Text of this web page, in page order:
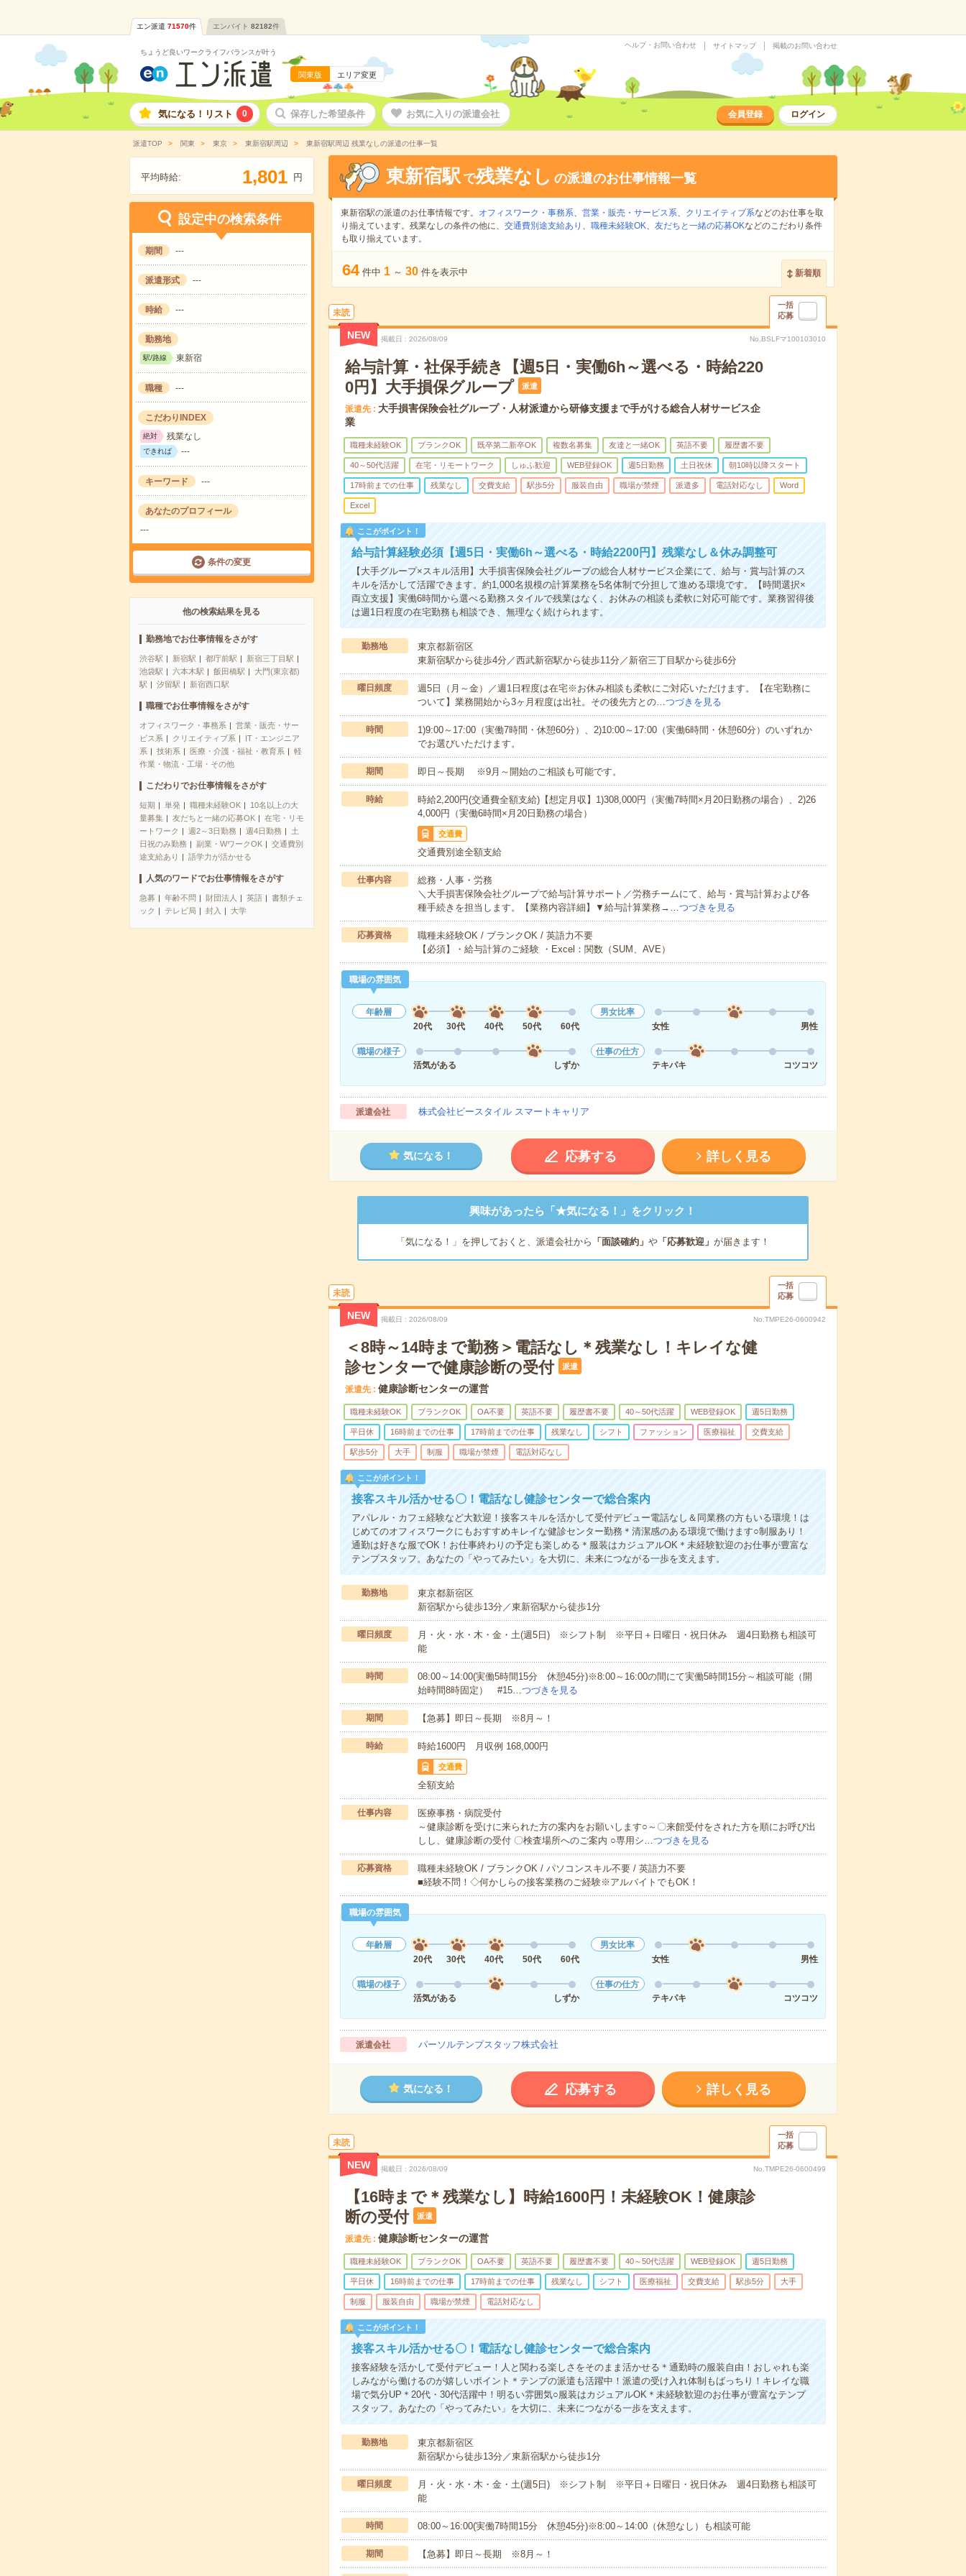
エン派遣 71570件 エンバイト 82182件
ちょうど良いワークライフバランスが叶う
関東版 エリア変更
ヘルプ・お問い合わせ サイトマップ 掲載のお問い合わせ
気になる！リスト 0 保存した希望条件 お気に入りの派遣会社 会員登録 ログイン
派遣TOP 関東 東京 東新宿駅周辺 東新宿駅周辺 残業なしの派遣の仕事一覧
平均時給: 1,801 円
設定中の検索条件
期間 ---
派遣形式 ---
時給 ---
勤務地
駅/路線 東新宿
職種 ---
こだわりINDEX
絶対 残業なし
できれば ---
キーワード ---
あなたのプロフィール
---
条件の変更
他の検索結果を見る
勤務地でお仕事情報をさがす
渋谷駅 新宿駅 都庁前駅
新宿三丁目駅
池袋駅
六本木駅 飯田橋駅
大門(東京都)
駅
汐留駅 新宿西口駅
職種でお仕事情報をさがす
オフィスワーク・事務系
営業・販売・サー
ビス系
クリエイティブ系
IT・エンジニア
系
技術系 医療・介護・福祉・教育系
軽
作業・物流・工場・その他
こだわりでお仕事情報をさがす
短期 単発 職種未経験OK
10名以上の大
量募集
友だちと一緒の応募OK
在宅・リモ
ートワーク
週2～3日勤務 週4日勤務
土
日祝のみ勤務
副業・WワークOK
交通費別
途支給あり
語学力が活かせる
人気のワードでお仕事情報をさがす
急募 年齢不問 財団法人 英語
書類チェ
ック
テレビ局 封入 大学
東新宿駅 で残業なし の派遣のお仕事情報一覧
東新宿駅の派遣のお仕事情報です。 オフィスワーク・事務系、 営業・販売・サービス系、 クリエイティブ系などのお仕事を取
り揃えています。残業なしの条件の他に、 交通費別途支給あり 、 職種未経験OK、 友だちと一緒の応募OKなどのこだわり条件
も取り揃えています。
64 件中 1 ～ 30 件を表示中 新着順
未読
一括
応募
NEW 掲載日 2026/08/09 No.BSLFマ100103010
給与計算・社保手続き【週5日・実働6h～選べる・時給220
0円】大手損保グループ
派遣
派遣先
大手損害保険会社グループ・人材派遣から研修支援まで手がける総合人材サービス企
業
職種未経験OK ブランクOK 既卒第二新卒OK 複数名募集 友達と一緒OK 英語不要 履歴書不要
40～50代活躍 在宅・リモートワーク しゅふ歓迎 WEB登録OK 週5日勤務 土日祝休 朝10時以降スタート
17時前までの仕事 残業なし 交費支給 駅歩5分 服装自由 職場が禁煙 派遣多 電話対応なし Word
Excel
ここがポイント！
給与計算経験必須【週5日・実働6h～選べる・時給2200円】残業なし＆休み調整可
【大手グループ×スキル活用】大手損害保険会社グループの総合人材サービス企業にて、給与・賞与計算のス
キルを活かして活躍できます。約1,000名規模の計算業務を5名体制で分担して進める環境です。【時間選択×
両立支援】実働6時間から選べる勤務スタイルで残業はなく、お休みの相談も柔軟に対応可能です。業務習得後
は週1日程度の在宅勤務も相談でき、無理なく続けられます。
勤務地
東京都新宿区
東新宿駅から徒歩4分／西武新宿駅から徒歩11分／新宿三丁目駅から徒歩6分
曜日頻度
週5日（月～金）／週1日程度は在宅※お休み相談も柔軟にご対応いただけます。【在宅勤務に
ついて】業務開始から3ヶ月程度は出社。その後先方との…つづきを見る
時間
1)9:00～17:00（実働7時間・休憩60分）、2)10:00～17:00（実働6時間・休憩60分）のいずれか
でお選びいただけます。
期間 即日～長期 ※9月～開始のご相談も可能です。
時給
時給2,200円(交通費全額支給)【想定月収】1)308,000円（実働7時間×月20日勤務の場合）、2)26
4,000円（実働6時間×月20日勤務の場合）
交通費
交通費別途全額支給
仕事内容
総務・人事・労務
＼大手損害保険会社グループで給与計算サポート／労務チームにて、給与・賞与計算および各
種手続きを担当します。【業務内容詳細】▼給与計算業務→…つづきを見る
応募資格
職種未経験OK / ブランクOK / 英語力不要
【必須】・給与計算のご経験 ・Excel：関数（SUM、AVE）
職場の雰囲気
年齢層
20代
30代 40代 50代 60代
男女比率
女性
男性
職場の様子
活気がある
しずか
仕事の仕方
テキパキ
コツコツ
派遣会社 株式会社ビースタイル スマートキャリア
気になる！ 応募する 詳しく見る
興味があったら「★気になる！」をクリック！
「気になる！」を押しておくと、派遣会社から 「面談確約」 や「応募歓迎」 が届きます！
未読
一括
応募
NEW 掲載日 2026/08/09 No.TMPE26-0600942
＜8時～14時まで勤務＞電話なし＊残業なし！キレイな健
診センターで健康診断の受付
派遣
派遣先 健康診断センターの運営
職種未経験OK ブランクOK OA不要 英語不要 履歴書不要 40～50代活躍 WEB登録OK 週5日勤務
平日休 16時前までの仕事 17時前までの仕事 残業なし シフト ファッション 医療福祉 交費支給
駅歩5分 大手 制服 職場が禁煙 電話対応なし
ここがポイント！
接客スキル活かせる〇！電話なし健診センターで総合案内
アパレル・カフェ経験など大歓迎！接客スキルを活かして受付デビュー電話なし＆同業務の方もいる環境！は
じめてのオフィスワークにもおすすめキレイな健診センター勤務＊清潔感のある環境で働けます○制服あり！
通勤は好きな服でOK！お仕事終わりの予定も楽しめる＊服装はカジュアルOK＊未経験歓迎のお仕事が豊富な
テンプスタッフ。あなたの「やってみたい」を大切に、未来につながる一歩を支えます。
勤務地
東京都新宿区
新宿駅から徒歩13分／東新宿駅から徒歩1分
曜日頻度
月・火・水・木・金・土(週5日) ※シフト制 ※平日＋日曜日・祝日休み 週4日勤務も相談可
能
時間
08:00～14:00(実働5時間15分 休憩45分)※8:00～16:00の間にて実働5時間15分～相談可能（開
始時間8時固定） #15…つづきを見る
期間 【急募】即日～長期 ※8月～！
時給 時給1600円 月収例 168,000円
交通費
全額支給
仕事内容
医療事務・病院受付
～健康診断を受けに来られた方の案内をお願いします○～〇来館受付をされた方を順にお呼び出
しし、健康診断の受付 〇検査場所へのご案内 ○専用シ…つづきを見る
応募資格
職種未経験OK / ブランクOK / パソコンスキル不要 / 英語力不要
■経験不問！◇何かしらの接客業務のご経験※アルバイトでもOK！
職場の雰囲気
年齢層
20代
30代 40代 50代 60代
男女比率
女性
男性
職場の様子
活気がある
しずか
仕事の仕方
テキパキ
コツコツ
派遣会社 パーソルテンプスタッフ株式会社
気になる！ 応募する 詳しく見る
未読
一括
応募
NEW 掲載日 2026/08/09 No.TMPE26-0600499
【16時まで＊残業なし】時給1600円！未経験OK！健康診
断の受付
派遣
派遣先 健康診断センターの運営
職種未経験OK ブランクOK OA不要 英語不要 履歴書不要 40～50代活躍 WEB登録OK 週5日勤務
平日休 16時前までの仕事 17時前までの仕事 残業なし シフト 医療福祉 交費支給 駅歩5分 大手
制服 服装自由 職場が禁煙 電話対応なし
ここがポイント！
接客スキル活かせる〇！電話なし健診センターで総合案内
接客経験を活かして受付デビュー！人と関わる楽しさをそのまま活かせる＊通勤時の服装自由！おしゃれも楽
しみながら働けるのが嬉しいポイント＊テンプの派遣も活躍中！派遣の受け入れ体制もばっちり！キレイな職
場で気分UP＊20代・30代活躍中！明るい雰囲気○服装はカジュアルOK＊未経験歓迎のお仕事が豊富なテンプ
スタッフ。あなたの「やってみたい」を大切に、未来につながる一歩を支えます。
勤務地
東京都新宿区
新宿駅から徒歩13分／東新宿駅から徒歩1分
曜日頻度
月・火・水・木・金・土(週5日) ※シフト制 ※平日＋日曜日・祝日休み 週4日勤務も相談可
能
時間 08:00～16:00(実働7時間15分 休憩45分)※8:00～14:00（休憩なし）も相談可能
期間 【急募】即日～長期 ※8月～！